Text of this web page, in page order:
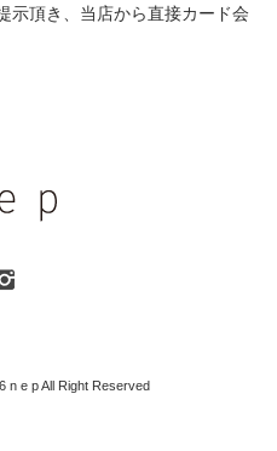
頂き、当店から直接カード会
n e p All Right Reserved